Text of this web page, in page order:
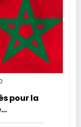
pour la